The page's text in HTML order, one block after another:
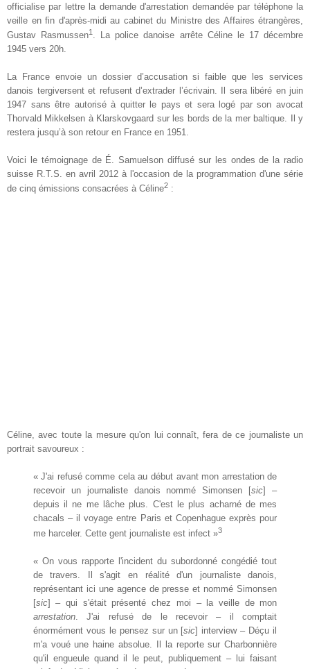
officialise par lettre la demande d'arrestation demandée par téléphone la
veille en fin d'après-midi au cabinet du Ministre des Affaires étrangères,
Gustav Rasmussen1 . La police danoise arrête Céline le 17 décembre
1945 vers 20h.
La France envoie un dossier d’accusation si faible que les services
danois tergiversent et refusent d’extrader l’écrivain. Il sera libéré en juin
1947 sans être autorisé à quitter le pays et sera logé par son avocat
Thorvald Mikkelsen à Klarskovgaard sur les bords de la mer baltique. Il y
restera jusqu’à son retour en France en 1951.
Voici le témoignage de É. Samuelson diffusé sur les ondes de la radio
suisse R.T.S. en avril 2012 à l'occasion de la programmation d'une série
de cinq émissions consacrées à Céline2 :
Céline, avec toute la mesure qu'on lui connaît, fera de ce journaliste un
portrait savoureux :
« J'ai refusé comme cela au début avant mon arrestation de
recevoir un journaliste danois nommé Simonsen [sic]
–
depuis il ne me lâche plus. C'est le plus acharné de mes
chacals – il voyage entre Paris et Copenhague exprès pour
me harceler. Cette gent journaliste est infect »3
« On vous rapporte l'incident du subordonné congédié tout
de travers. Il s'agit en réalité d'un journaliste danois,
représentant ici une agence de presse et nommé Simonsen
[sic]– qui s'était présenté chez moi – la veille de mon
arrestation. J'ai refusé de le recevoir – il comptait
énormément vous le pensez sur un [sic] interview – Déçu il
m'a voué une haine absolue. Il la reporte sur Charbonnière
qu'il engueule quand il le peut, publiquement – lui faisant